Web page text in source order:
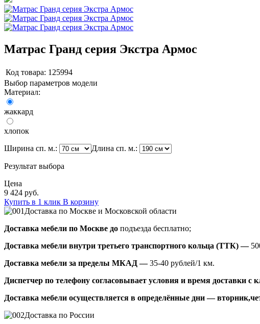
Матрас Гранд серия Экстра Армос
Код товара: 125994
Выбор параметров модели
Материал:
жаккард
хлопок
Ширина сп. м.:
Длина сп. м.:
Результат выбора
Цена
9 424 руб.
Купить в 1 клик В корзину
Доставка по Москве и Московской области
Доставка мебели по Москве до подъезда бесплатно;
Доставка мебели внутри третьего транспортного кольца (ТТК) —
Доставка мебели за пределы МКАД —35-40 рублей/1 км.
Диспетчер по телефону согласовывает условия и время доставки с
Доставка мебели осуществляется в определённые дни —
Доставка по России